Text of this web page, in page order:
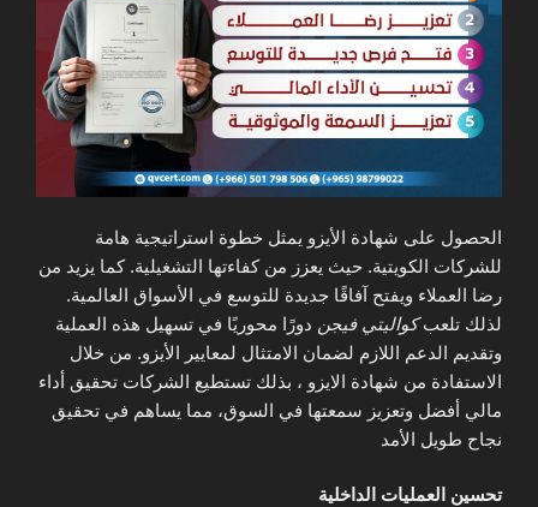
الحصول على شهادة الأيزو يمثل خطوة استراتيجية هامة
للشركات الكويتية. حيث يعزز من كفاءتها التشغيلية. كما يزيد من
رضا العملاء ويفتح آفاقًا جديدة للتوسع في الأسواق العالمية.
لذلك تلعبكواليتي فيجن دورًا محوريًا في تسهيل هذه العملية
وتقديم الدعم اللازم لضمان الامتثال لمعايير الأيزو. من خلال
الاستفادة من شهادة الايزو ، بذلك تستطيع الشركات تحقيق أداء
مالي أفضل وتعزيز سمعتها في السوق، مما يساهم في تحقيق
نجاح طويل الأمد
تحسين العمليات الداخلية